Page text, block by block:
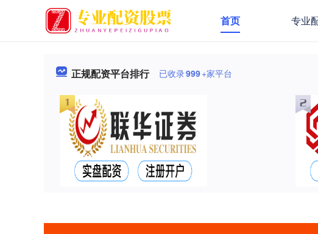
首页 专业
正规配资平台排行 已收录999+家平台